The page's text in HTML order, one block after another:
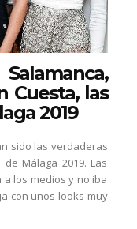
Cuesta, las
2019
sido las verdaderas
Málaga 2019. Las
los medios y no iba
con unos looks muy